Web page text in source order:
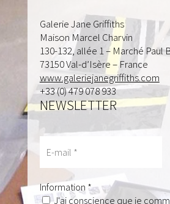
Galerie Jane Griffiths
Maison Marcel Charvin
130-132, allée 1 – Marché Paul
73150 Val-d’Isère – France
www.galeriejanegriffiths.com
+33 (0) 479 078 933
NEWSLETTER
mail
*
Information *
J'ai conscience que je